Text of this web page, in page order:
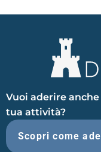
Vuoi aderire
tua attività?
Scopri come